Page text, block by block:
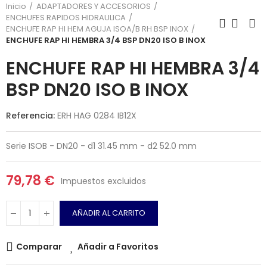
Inicio
ADAPTADORES Y ACCESORIOS
ENCHUFES RAPIDOS HIDRAULICA
ENCHUFE RAP HI HEM AGUJA ISOA/B RH BSP INOX
ENCHUFE RAP HI HEMBRA 3/4 BSP DN20 ISO B INOX
ENCHUFE RAP HI HEMBRA 3/4
BSP DN20 ISO B INOX
Referencia: ERH HAG 0284 IB12X
Serie ISOB - DN20 - d1 31.45 mm - d2 52.0 mm
79,78 € Impuestos excluidos
AÑADIR AL CARRITO
Comparar Añadir a Favoritos